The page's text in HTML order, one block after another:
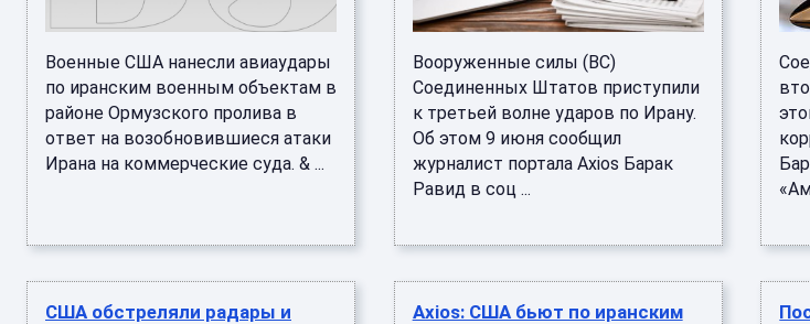
Военные США нанесли авиаудары
по иранским военным объектам в
районе Ормузского пролива в
ответ на возобновившиеся атаки
Ирана на коммерческие суда. & ...
Вооруженные силы (ВС)
Соединенных Штатов приступили
к третьей волне ударов по Ирану.
Об этом 9 июня сообщил
журналист портала Axios Барак
Равид в соц ...
США обстреляли радары и
Axios: США бьют по иранским